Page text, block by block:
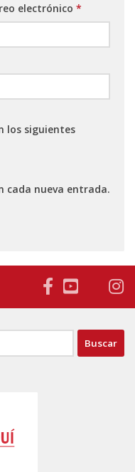
electrónico *
los siguientes
cada nueva entrada.